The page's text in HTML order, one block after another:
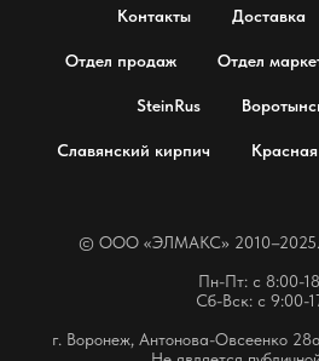
Контакты Доставка
Отдел продаж Отдел
SteinRus
Славянский кирпич
© OOO «ЭЛМАКС» 2010–2025.
Пн-Пт: с 8:00-
Сб-Вск: с 9:00-
г. Воронеж, Антонова-Овсеенко